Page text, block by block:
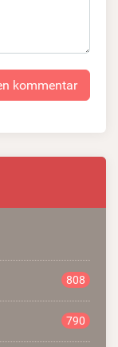
kommentar
808
790